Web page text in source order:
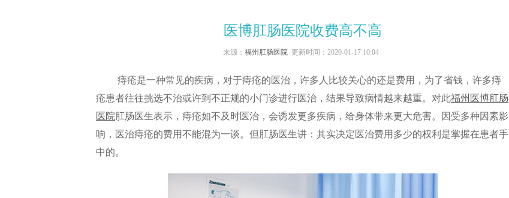
医博肛肠医院收费高不高
来源： 福州肛肠医院 更新时间：2020-01-17 10:04
痔疮是一种常见的疾病，对于痔疮的医治，许多人比较关心的还是费用，为了省钱，许多痔
疮患者往往挑选不治或许到不正规的小门诊进行医治，结果导致病情越来越重。对此福州医博肛肠
医院 肛肠医生表示，痔疮如不及时医治，会诱发更多疾病，给身体带来更大危害。因受多种因素影
响，医治痔疮的费用不能混为一谈。但肛肠医生讲：其实决定医治费用多少的权利是掌握在患者手
中的。